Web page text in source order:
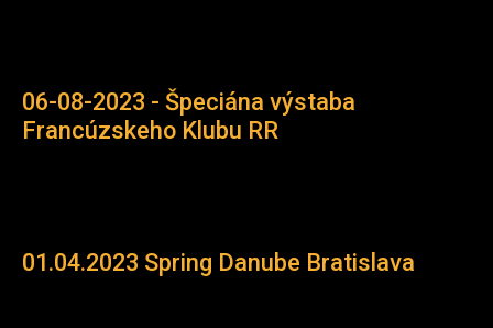
06-08-2023 - Špeciána výstaba
Francúzskeho Klubu RR
01.04.2023 Spring Danube Bratislava